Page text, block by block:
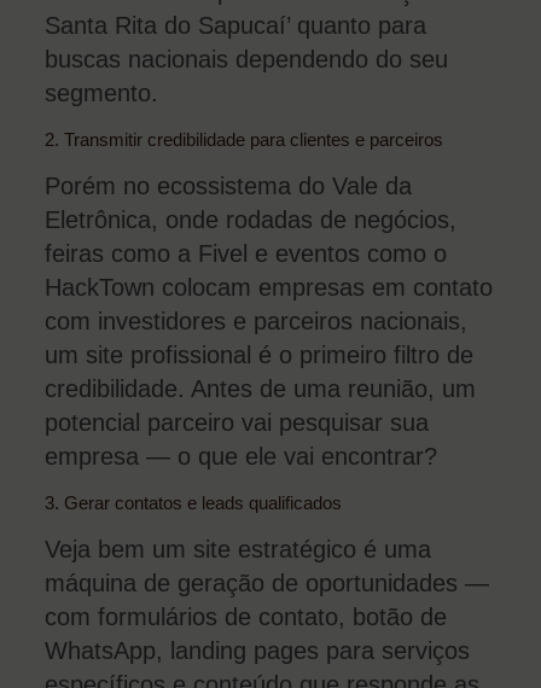
Santa Rita do Sapucaí’ quanto para
buscas nacionais dependendo do seu
segmento.
2. Transmitir credibilidade para clientes e parceiros
Porém no ecossistema do Vale da
Eletrônica, onde rodadas de negócios,
feiras como a Fivel e eventos como o
HackTown colocam empresas em contato
com investidores e parceiros nacionais,
um site profissional é o primeiro filtro de
credibilidade. Antes de uma reunião, um
potencial parceiro vai pesquisar sua
empresa — o que ele vai encontrar?
3. Gerar contatos e leads qualificados
Veja bem um site estratégico é uma
máquina de geração de oportunidades —
com formulários de contato, botão de
WhatsApp, landing pages para serviços